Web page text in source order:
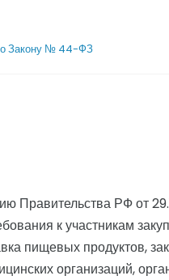
Закону № 44-ФЗ
Правительства РФ от
к участникам
пищевых продуктов,
организаций,